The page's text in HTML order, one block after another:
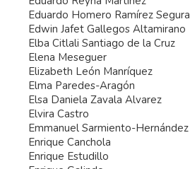
Eduardo Homero Ramírez Segura
Edwin Jafet Gallegos Altamirano
Elba Citlali Santiago de la Cruz
Elena Meseguer
Elizabeth León Manríquez
Elma Paredes-Aragón
Elsa Daniela Zavala Alvarez
Elvira Castro
Emmanuel Sarmiento-Hernández
Enrique Canchola
Enrique Estudillo